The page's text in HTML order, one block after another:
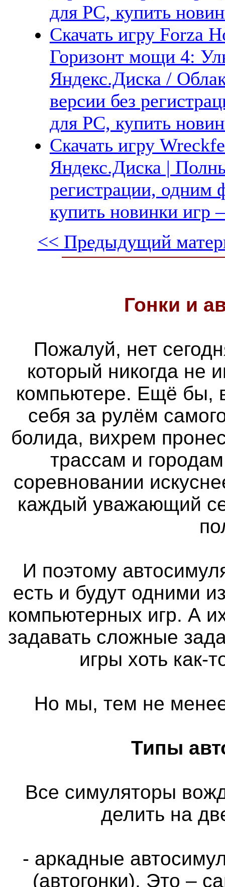
для PC, купить
Скачать игру Forza
Горизонт мощи 4:
Яндекс.Диска /
версии без
для PC, купить
Скачать игру
Яндекс.Диска |
регистрации, одним
купить новинки
<< Предыдущий
Гонки и
Пожалуй, нет
который никогда не
компьютере. Ещё бы,
себя за рулём
болида, вихрем
трассам и
соревновании
каждый уважающий
И поэтому
есть и будут одними
компьютерных игр. А
задавать сложные
игры хоть как-
Но мы, тем не
Типы
Все симуляторы
делить на
- аркадные
(автогонки). Это –